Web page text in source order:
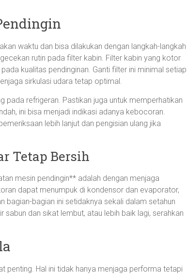
waktu dan bisa dilakukan dengan langkah-langkah
rutin pada filter kabin. Filter kabin yang kotor
kualitas pendinginan. Ganti filter ini minimal setiap
sirkulasi udara tetap optimal.
pada refrigeran. Pastikan juga untuk memperhatikan
ini bisa menjadi indikasi adanya kebocoran.
lebih lanjut dan pengisian ulang jika
Tetap Bersih
mesin pendingin** adalah dengan menjaga
dapat menumpuk di kondensor dan evaporator,
bagian-bagian ini setidaknya sekali dalam setahun
dan sikat lembut, atau lebih baik lagi, serahkan
penting. Hal ini tidak hanya menjaga performa tetapi